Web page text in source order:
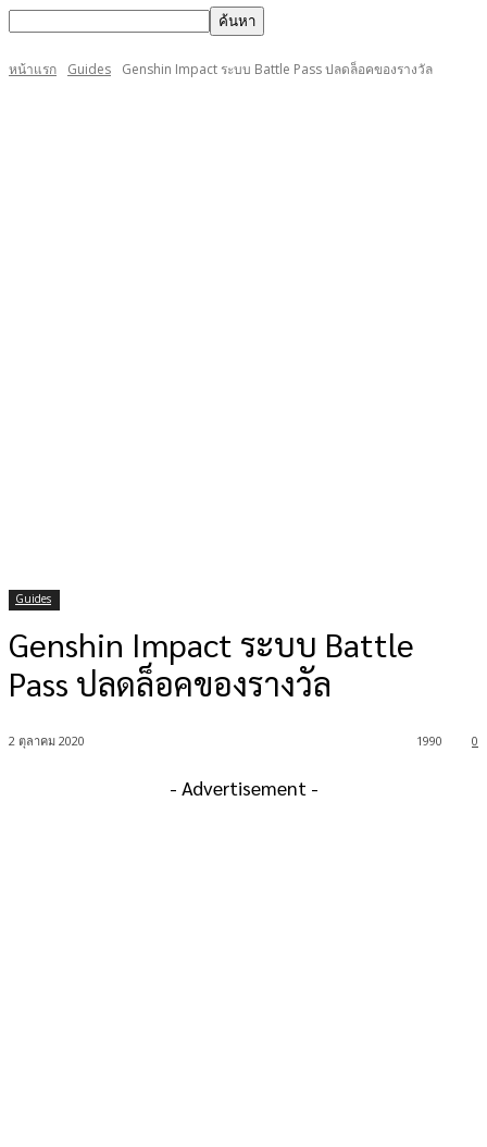
หน้าแรก Guides Genshin Impact ระบบ Battle Pass ปลดล็อคของรางวัล
Guides
Genshin Impact ระบบ Battle
Pass ปลดล็อคของรางวัล
2 ตุลาคม 2020 0
1990
- Advertisement -